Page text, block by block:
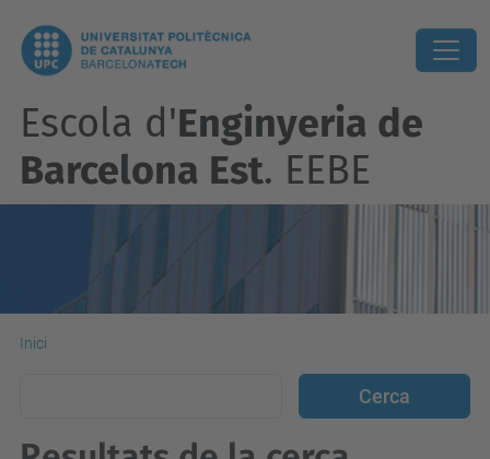
Escola d'Enginyeria de
Barcelona Est. EEBE
Inici